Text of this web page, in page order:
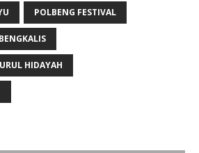
POLBENG FESTIVAL
HIDAYAH